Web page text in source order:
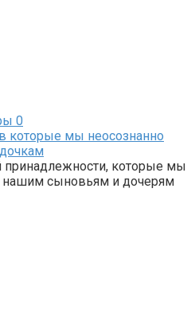
0
которые мы неосознанно
принадлежности, которые мы
нашим сыновьям и дочерям